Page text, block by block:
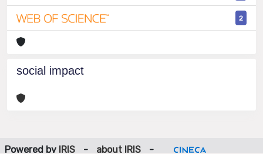
2
social impact
Powered by IRIS - about IRIS -